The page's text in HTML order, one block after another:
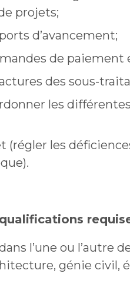
projets;
d’avancement;
de paiement
des sous-
les
(régler les
l’une ou l’autre
génie civil,